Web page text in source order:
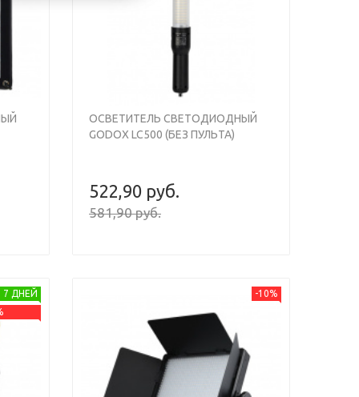
ОСВЕТИТЕЛЬ СВЕТОДИОДНЫЙ
GODOX LC500 (БЕЗ ПУЛЬТА)
522,90 руб.
581,90 руб.
7 ДНЕЙ
-10%